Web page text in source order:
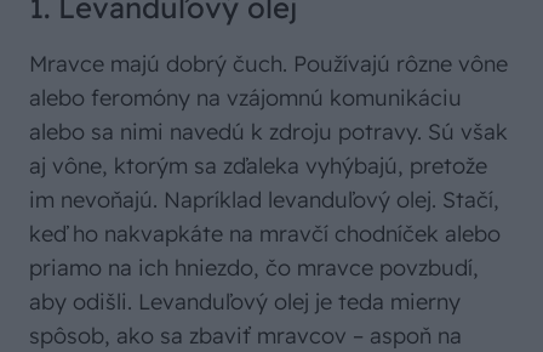
1. Levanduľový olej
Mravce majú dobrý čuch. Používajú rôzne vône
alebo feromóny na vzájomnú komunikáciu
alebo sa nimi navedú k zdroju potravy. Sú však
aj vône, ktorým sa zďaleka vyhýbajú, pretože
im nevoňajú. Napríklad levanduľový olej. Stačí,
keď ho nakvapkáte na mravčí chodníček alebo
priamo na ich hniezdo, čo mravce povzbudí,
aby odišli. Levanduľový olej je teda mierny
spôsob, ako sa zbaviť mravcov – aspoň na